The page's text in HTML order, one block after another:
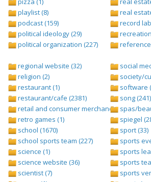
playlist (8)
podcast (159)
political ideology (29)
political organization (227)
real
record
regional website (32)
religion (2)
restaurant (1)
restaurant/cafe (2381)
retail and consumer merchandise (895)
retro games (1)
school (1670)
school sports team (227)
science (1)
science website (36)
scientist (7)
social
society/
software
song (241)
spas/
spiegel
sport (33)
sports
sports
sports
sports